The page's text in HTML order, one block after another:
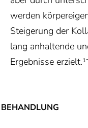
werden
Steigerung der
lang anhaltende
Ergebnisse
BEHANDLUNG